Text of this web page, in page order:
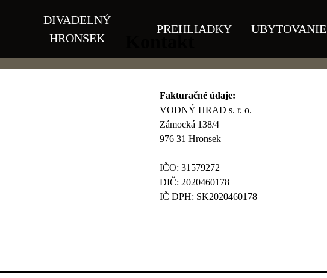
DIVADELNÝ
HRONSEK
PREHLIADKY UBYTOVANIE
Fakturačné údaje:
VODNÝ HRAD s. r. o.
Zámocká 138/4
976 31 Hronsek
IČO: 31579272
DIČ: 2020460178
IČ DPH: SK2020460178